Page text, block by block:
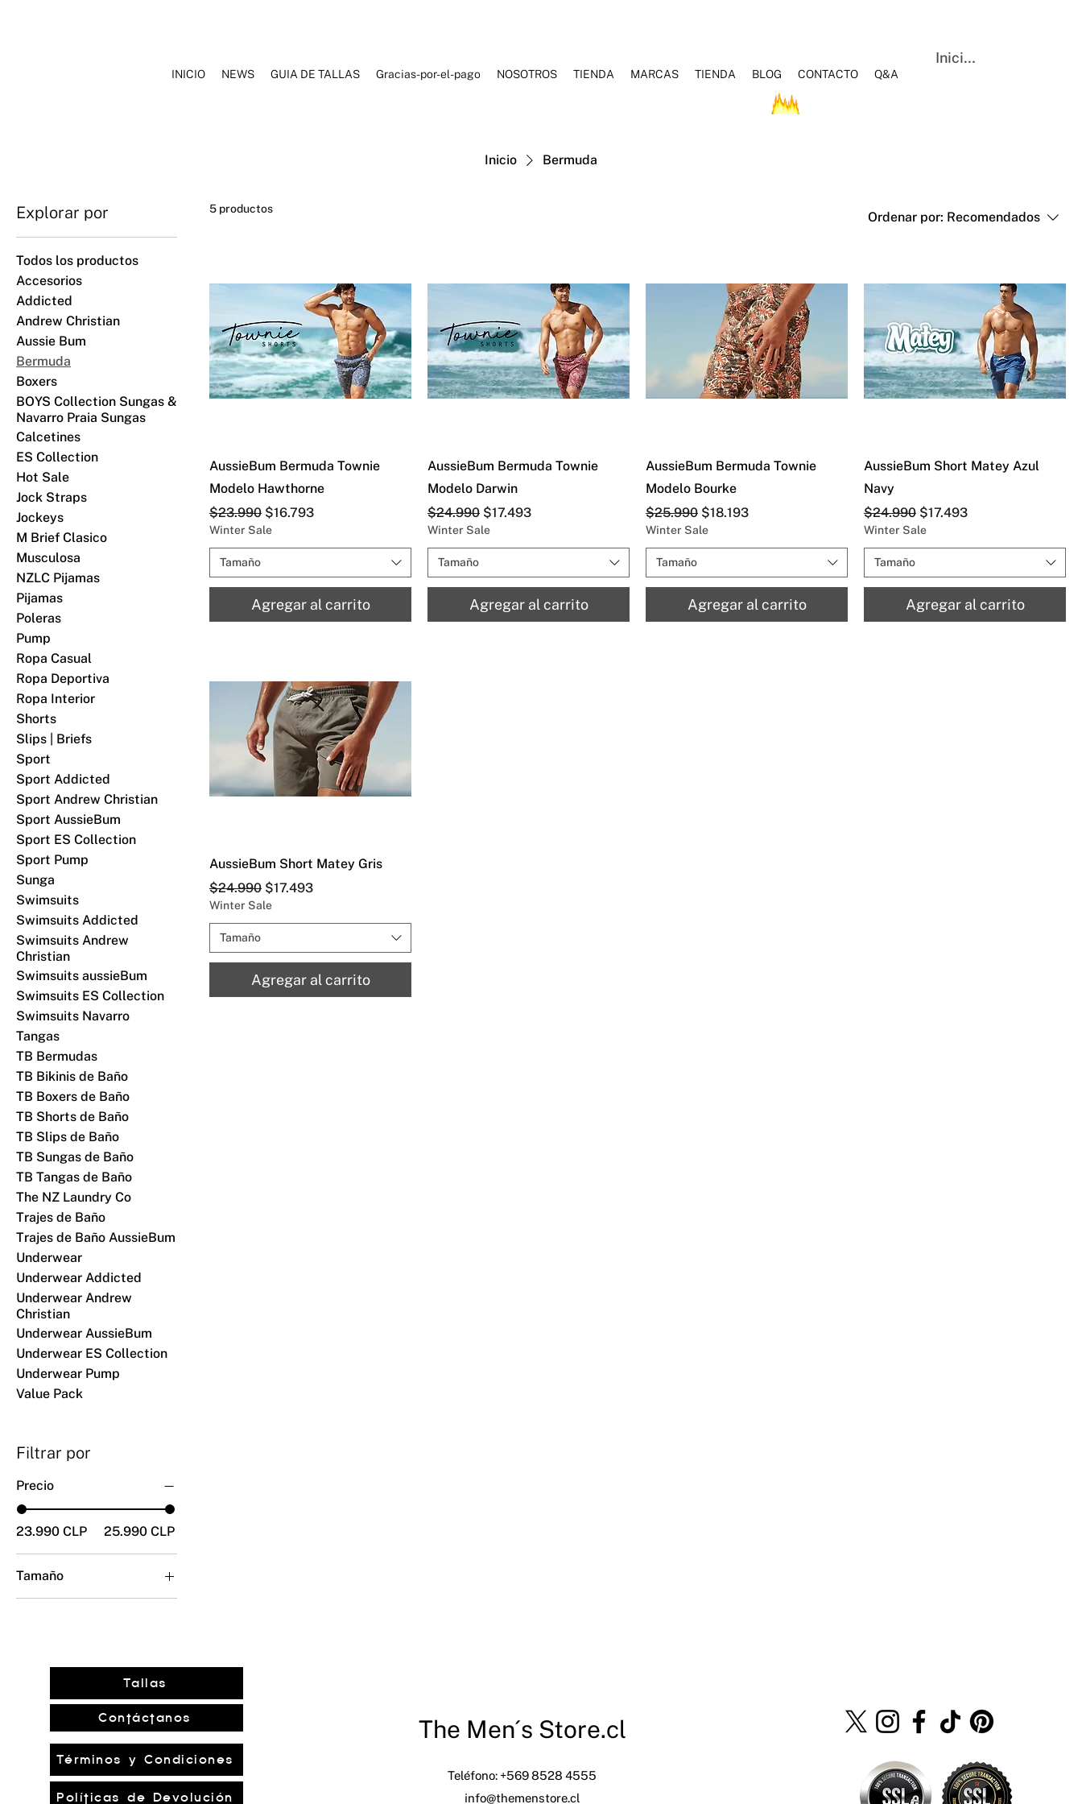
Iniciar sesión
Inicio Bermuda
Explorar por
Todos los productos
Accesorios
Addicted
Andrew Christian
Aussie Bum
Bermuda
Boxers
BOYS Collection Sungas &
Navarro Praia Sungas
Calcetines
ES Collection
Hot Sale
Jock Straps
Jockeys
M Brief Clasico
Musculosa
NZLC Pijamas
Pijamas
Poleras
Pump
Ropa Casual
Ropa Deportiva
Ropa Interior
Shorts
Slips | Briefs
Sport
Sport Addicted
Sport Andrew Christian
Sport AussieBum
Sport ES Collection
Sport Pump
Sunga
Swimsuits
Swimsuits Addicted
Swimsuits Andrew
Christian
Swimsuits aussieBum
Swimsuits ES Collection
Swimsuits Navarro
Tangas
TB Bermudas
TB Bikinis de Baño
TB Boxers de Baño
TB Shorts de Baño
TB Slips de Baño
TB Sungas de Baño
TB Tangas de Baño
The NZ Laundry Co
Trajes de Baño
Trajes de Baño AussieBum
Underwear
Underwear Addicted
Underwear Andrew
Christian
Underwear AussieBum
Underwear ES Collection
Underwear Pump
Value Pack
Filtrar por
Precio
23.990 CLP 25.990 CLP
Tamaño
L
5 productos
Ordenar por: Recomendados
AussieBum Bermuda Townie
Modelo Hawthorne
Precio
$23.990 Precio de oferta
$16.793
Winter Sale
Tamaño
Agregar al carrito
AussieBum Bermuda Townie
Modelo Darwin
Precio
$24.990 Precio de oferta
$17.493
Winter Sale
Tamaño
Agregar al carrito
AussieBum Bermuda Townie
Modelo Bourke
Precio
$25.990 Precio de oferta
$18.193
Winter Sale
Tamaño
Agregar al carrito
AussieBum Short Matey Azul
Navy
Precio
$24.990 Precio de oferta
$17.493
Winter Sale
Tamaño
Agregar al carrito
AussieBum Short Matey Gris
Precio
$24.990 Precio de oferta
$17.493
Winter Sale
Tamaño
Agregar al carrito
INICIO NEWS GUIA DE TALLAS Gracias-por-el-pago NOSOTROS TIENDA MARCAS TIENDA BLOG CONTACTO Q&A
Tallas
Contáctanos
Términos y Condiciones
Políticas de Devolución
The Men´s Store.cl
Teléfono: +569 8528 4555
info@themenstore.cl